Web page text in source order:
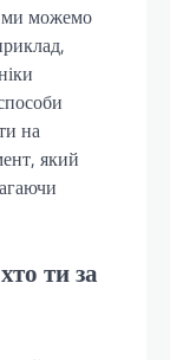
ми можемо
на
який
ти за